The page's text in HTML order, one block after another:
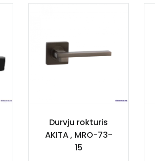
Durvju rokturis
AKITA , MRO-73-
15